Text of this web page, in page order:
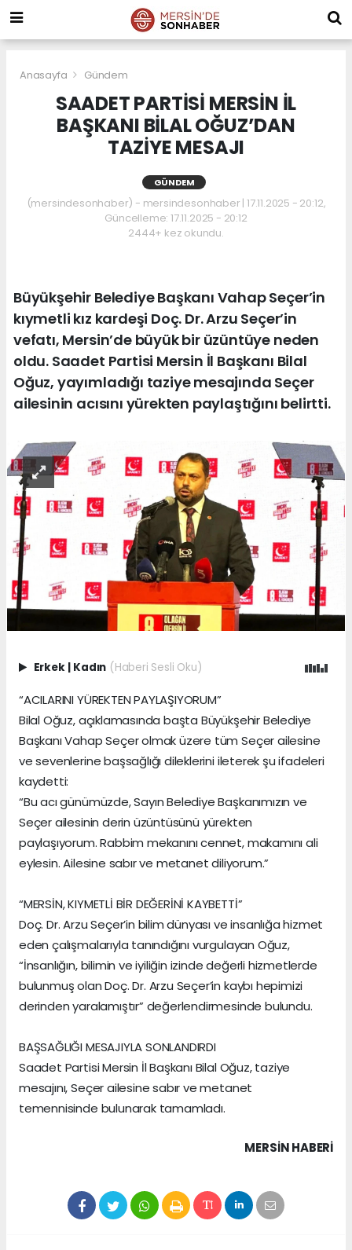
Anasayfa Gündem
SAADET PARTİSİ MERSİN İL
BAŞKANI BİLAL OĞUZ’DAN
TAZİYE MESAJI
GÜNDEM
(mersindesonhaber) - mersindesonhaber | 17.11.2025 - 20:12,
Güncelleme: 17.11.2025 - 20:12
2444+ kez okundu.
Büyükşehir Belediye Başkanı Vahap Seçer’in
kıymetli kız kardeşi Doç. Dr. Arzu Seçer’in
vefatı, Mersin’de büyük bir üzüntüye neden
oldu. Saadet Partisi Mersin İl Başkanı Bilal
Oğuz, yayımladığı taziye mesajında Seçer
ailesinin acısını yürekten paylaştığını belirtti.
Erkek | Kadın (Haberi Sesli Oku)
“ACILARINI YÜREKTEN PAYLAŞIYORUM”
Bilal Oğuz, açıklamasında başta Büyükşehir Belediye
Başkanı Vahap Seçer olmak üzere tüm Seçer ailesine
ve sevenlerine başsağlığı dileklerini ileterek şu ifadeleri
kaydetti:
“Bu acı günümüzde, Sayın Belediye Başkanımızın ve
Seçer ailesinin derin üzüntüsünü yürekten
paylaşıyorum. Rabbim mekanını cennet, makamını ali
eylesin. Ailesine sabır ve metanet diliyorum.”
“MERSİN, KIYMETLİ BİR DEĞERİNİ KAYBETTİ”
Doç. Dr. Arzu Seçer’in bilim dünyası ve insanlığa hizmet
eden çalışmalarıyla tanındığını vurgulayan Oğuz,
“İnsanlığın, bilimin ve iyiliğin izinde değerli hizmetlerde
bulunmuş olan Doç. Dr. Arzu Seçer’in kaybı hepimizi
derinden yaralamıştır” değerlendirmesinde bulundu.
BAŞSAĞLIĞI MESAJIYLA SONLANDIRDI
Saadet Partisi Mersin İl Başkanı Bilal Oğuz, taziye
mesajını, Seçer ailesine sabır ve metanet
temennisinde bulunarak tamamladı.
MERSIN HABERİ